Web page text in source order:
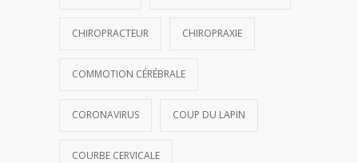
CHIROPRACTEUR CHIROPRAXIE
COMMOTION CÉRÉBRALE
CORONAVIRUS COUP DU LAPIN
COURBE CERVICALE